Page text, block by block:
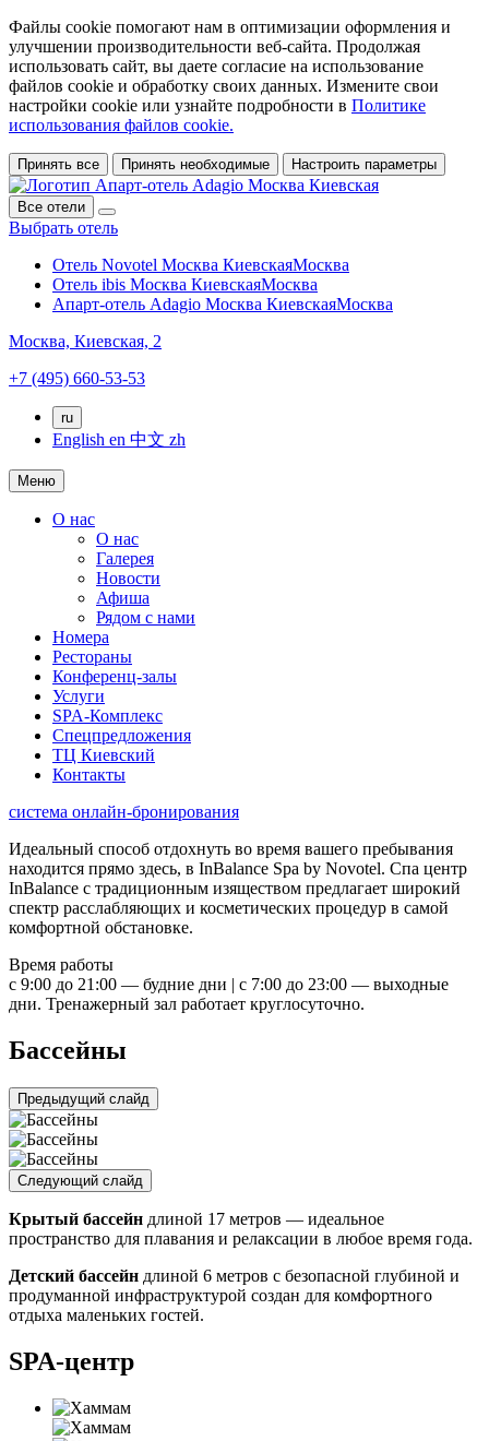
Файлы cookie помогают нам в оптимизации оформления и
улучшении производительности веб-сайта. Продолжая
использовать сайт, вы даете согласие на использование
файлов cookie и обработку своих данных. Измените свои
настройки cookie или узнайте подробности в Политике
использования файлов cookie.
Принять все Принять необходимые Настроить параметры
Все отели
Выбрать отель
Отель Novotel Москва КиевскаяМосква
Отель ibis Москва КиевскаяМосква
Апарт-отель Adagio Москва КиевскаяМосква
Москва, Киевская, 2
+7 (495) 660-53-53
ru
English en 中文 zh
Меню
О нас
О нас
Галерея
Новости
Афиша
Рядом с нами
Номера
Рестораны
Конференц-залы
Услуги
SPA-Комплекс
Спецпредложения
ТЦ Киевский
Контакты
система онлайн-бронирования
Идеальный способ отдохнуть во время вашего пребывания
находится прямо здесь, в InBalance Spa by Novotel. Спа центр
InBalance с традиционным изяществом предлагает широкий
спектр расслабляющих и косметических процедур в самой
комфортной обстановке.
Время работы
с 9:00 до 21:00 — будние дни | с 7:00 до 23:00 — выходные
дни. Тренажерный зал работает круглосуточно.
Бассейны
Предыдущий слайд
Следующий слайд
Крытый бассейн длиной 17 метров — идеальное
пространство для плавания и релаксации в любое время года.
Детский бассейн длиной 6 метров с безопасной глубиной и
продуманной инфраструктурой создан для комфортного
отдыха маленьких гостей.
SPA-центр